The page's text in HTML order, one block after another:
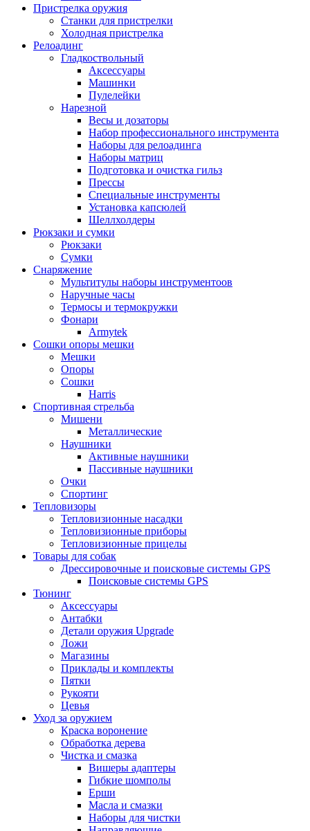
Пристрелка оружия
Станки для пристрелки
Холодная пристрелка
Релоадинг
Гладкоствольный
Аксессуары
Машинки
Пулелейки
Нарезной
Весы и дозаторы
Набор профессионального инструмента
Наборы для релоадинга
Наборы матриц
Подготовка и очистка гильз
Прессы
Специальные инструменты
Установка капсюлей
Шеллхолдеры
Рюкзаки и сумки
Рюкзаки
Сумки
Снаряжение
Мультитулы наборы инструментоов
Наручные часы
Термосы и термокружки
Фонари
Armytek
Сошки опоры мешки
Мешки
Опоры
Сошки
Harris
Спортивная стрельба
Мишени
Металлические
Наушники
Активные наушники
Пассивные наушники
Очки
Спортинг
Тепловизоры
Тепловизионные насадки
Тепловизионные приборы
Тепловизионные прицелы
Товары для собак
Дрессировочные и поисковые системы GPS
Поисковые системы GPS
Тюнинг
Аксессуары
Антабки
Детали оружия Upgrade
Ложи
Магазины
Приклады и комплекты
Пятки
Рукояти
Цевья
Уход за оружием
Краска воронение
Обработка дерева
Чистка и смазка
Вишеры адаптеры
Гибкие шомполы
Ерши
Масла и смазки
Наборы для чистки